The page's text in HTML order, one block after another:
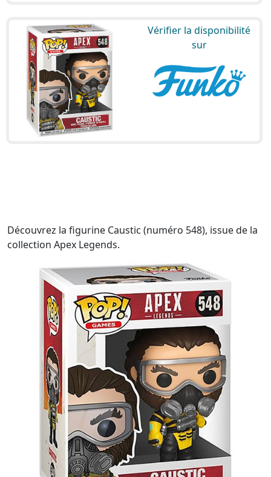
Vérifier la disponibilité
sur
Découvrez la figurine Caustic (numéro 548), issue de la
collection Apex Legends.